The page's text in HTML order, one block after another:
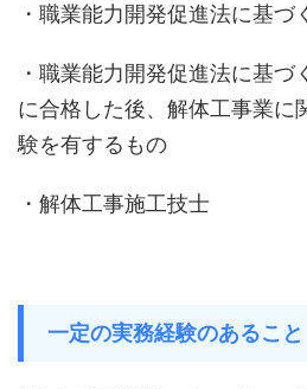
・職業能力開発促進法に基づ
・職業能力開発促進法に基づ
に合格した後、解体工事業に
験を有するもの
・解体工事施工技士
一定の実務経験のあること